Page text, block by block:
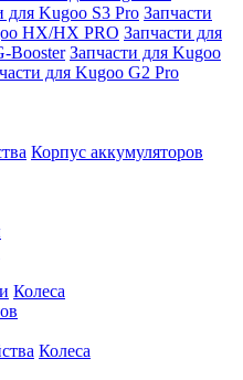
для Kugoo S3 Pro Запчасти
HX/HX PRO Запчасти для
Booster Запчасти для Kugoo
для Kugoo G2 Pro
Корпус аккумуляторов
Колеса
Колеса